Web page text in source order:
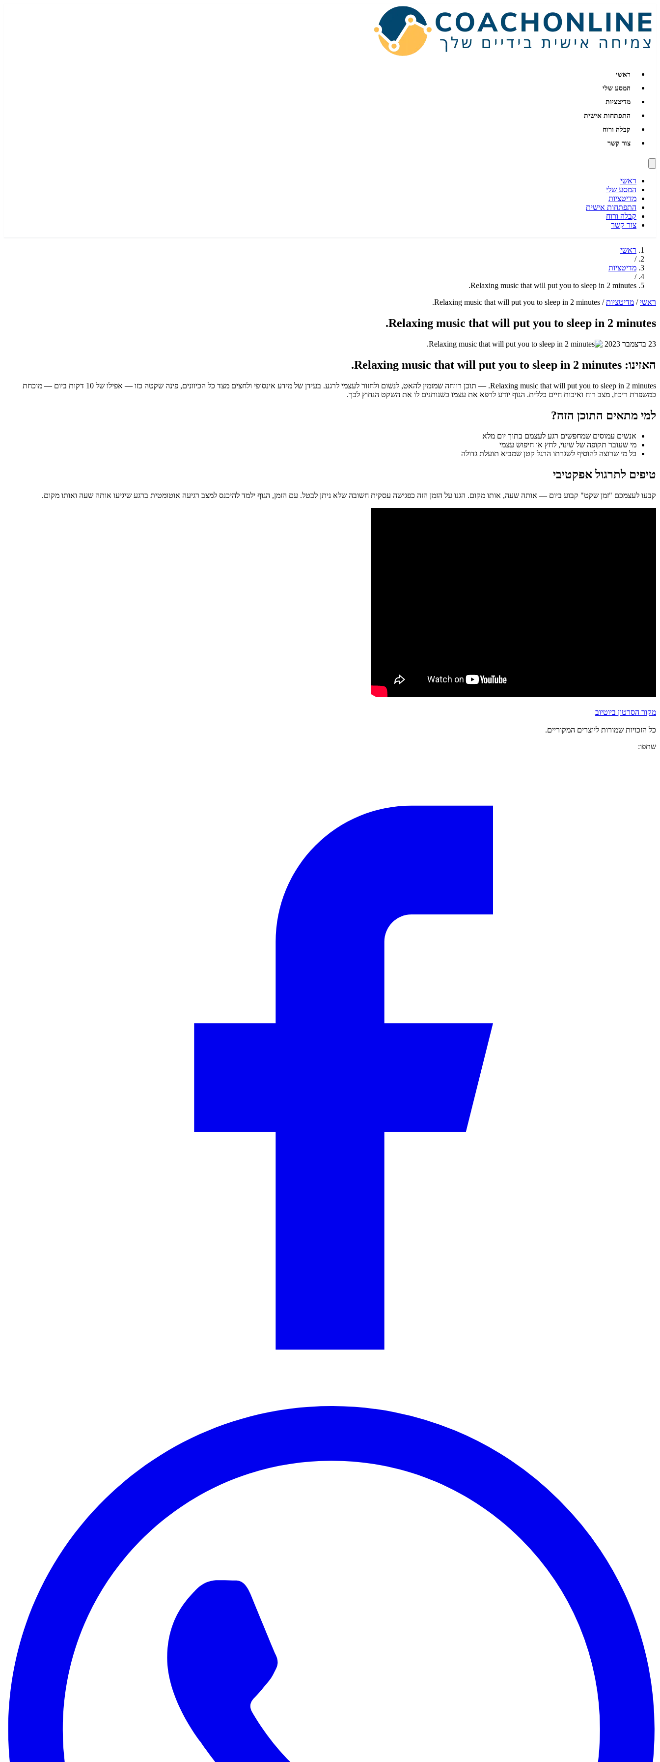
ראשי
המסע שלי
מדיטציות
התפתחות אישית
קבלה ורוח
צור קשר
ראשי
המסע שלי
מדיטציות
התפתחות אישית
קבלה ורוח
צור קשר
ראשי
/
מדיטציות
/
Relaxing music that will put you to sleep in 2 minutes.
ראשי / מדיטציות /
Relaxing music that will put you to sleep in 2 minutes.
Relaxing music that will put you to sleep in 2 minutes.
23 בדצמבר 2023
האזינו: Relaxing music that will put you to sleep in 2 minutes.
Relaxing music that will put you to sleep in 2 minutes. — תוכן רווחה שמזמין להאט, לנשום ולחזור לעצמי לרגע. בעידן של מידע אינסופי ולחצים מצד כל הכיוונים, פינה שקטה כזו — אפילו של 10 דקות ביום — מוכחת
כמשפרת ריכוז, מצב רוח ואיכות חיים כללית. הגוף יודע לרפא את עצמו כשנותנים לו את השקט הנחוץ לכך.
למי מתאים התוכן הזה?
אנשים עמוסים שמחפשים רגע לעצמם בתוך יום מלא
מי שעובר תקופה של שינוי, לחץ או חיפוש עצמי
כל מי שרוצה להוסיף לשגרתו הרגל קטן שמביא תועלת גדולה
טיפים לתרגול אפקטיבי
קבעו לעצמכם "זמן שקט" קבוע ביום — אותה שעה, אותו מקום. הגנו על הזמן הזה כפגישה עסקית חשובה שלא ניתן לבטל. עם הזמן, הגוף ילמד להיכנס למצב רגיעה אוטומטית ברגע שיגיעו אותה שעה ואותו מקום.
מקור הסרטון ביוטיוב
כל הזכויות שמורות ליוצרים המקוריים.
שתפו: